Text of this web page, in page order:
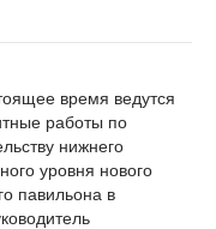
время ведутся
работы по
нижнего
уровня нового
павильона в